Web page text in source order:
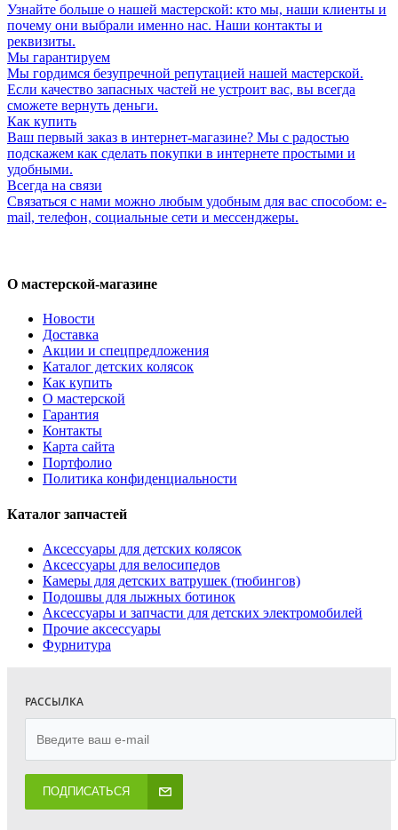
Узнайте больше о нашей мастерской: кто мы, наши клиенты и
почему они выбрали именно нас. Наши контакты и
реквизиты.
Мы гарантируем
Мы гордимся безупречной репутацией нашей мастерской.
Если качество запасных частей не устроит вас, вы всегда
сможете вернуть деньги.
Как купить
Ваш первый заказ в интернет-магазине? Мы с радостью
подскажем как сделать покупки в интернете простыми и
удобными.
Всегда на связи
Связаться с нами можно любым удобным для вас способом: e-
mail, телефон, социальные сети и мессенджеры.
О мастерской-магазине
Новости
Доставка
Акции и спецпредложения
Каталог детских колясок
Как купить
О мастерской
Гарантия
Контакты
Карта сайта
Портфолио
Политика конфиденциальности
Каталог запчастей
Аксессуары для детских колясок
Аксессуары для велосипедов
Камеры для детских ватрушек (тюбингов)
Подошвы для лыжных ботинок
Аксессуары и запчасти для детских электромобилей
Прочие аксессуары
Фурнитура
РАССЫЛКА
ПОДПИСАТЬСЯ